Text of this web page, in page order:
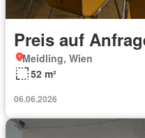
Preis auf
Meidling, Wien
52 m²
06.06.2026